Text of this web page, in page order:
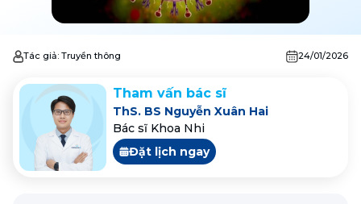
Tác giả: Truyền thông 24/01/2026
Tham vấn bác sĩ
ThS. BS Nguyễn Xuân Hai
Bác sĩ Khoa Nhi
Đặt lịch ngay